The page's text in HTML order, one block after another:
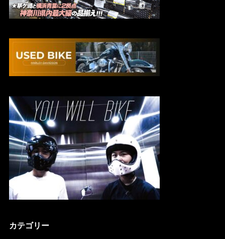
カテゴリー